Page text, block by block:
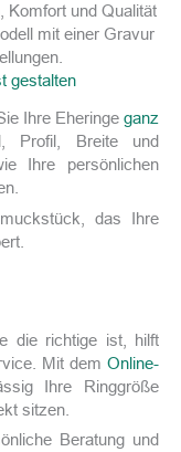
Komfort und Qualität
mit einer Gravur
gestalten
Ihre Eheringe ganz
Profil, Breite und
Ihre persönlichen
das Ihre
die richtige ist, hilft
Mit dem Online-
Ihre Ringgröße
sitzen.
Beratung und